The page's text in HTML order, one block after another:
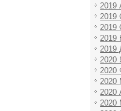
2019
2019
2019
2019
2019
2020
2020
2020
2020
2020